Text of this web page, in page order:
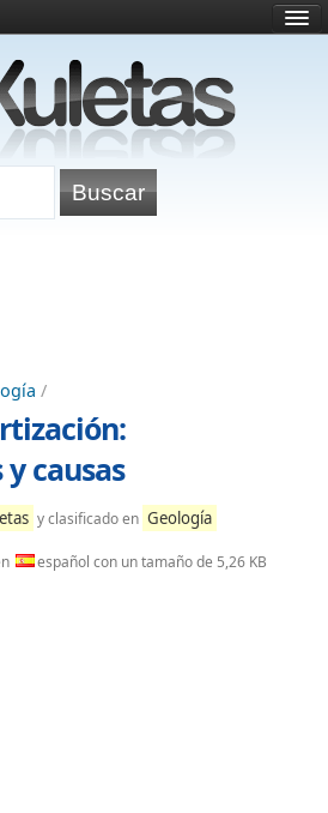
/
causas
y clasificado en Geología
español con un tamaño de 5,26 KB